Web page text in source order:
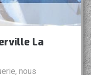
La
nous